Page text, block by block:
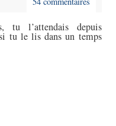
tu l’attendais depuis
tu le lis dans un temps